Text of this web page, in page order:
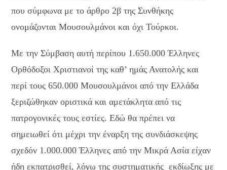
που σύμφωνα με το άρθρο 2β της Συνθήκης
ονομάζονται Μουσουλμάνοι και όχι Τούρκοι.
Με την Σύμβαση αυτή περίπου 1.650.000 Έλληνες
Ορθόδοξοι Χριστιανοί της καθ’ ημάς Ανατολής και
περί τους 650.000 Μουσουλμάνοι από την Ελλάδα
ξεριζώθηκαν οριστικά και αμετάκλητα από τις
πατρογονικές τους εστίες. Εδώ θα πρέπει να
σημειωθεί ότι μέχρι την έναρξη της συνδιάσκεψης
σχεδόν 1.000.000 Έλληνες από την Μικρά Ασία είχαν
ήδη εκπατρισθεί, λόγω της συστηματικής εκδίωξης με